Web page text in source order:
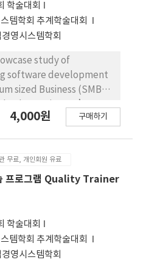
first procedure is a 4M
firstly,
for relevant
analysis based on
wasting factors in
it is a procedure to
measures, meaning
wasting factors
are elicited,
between
teams. The last
line, reflecting
field to derive
practical productivity
effect as a measure
학술대회
템학회 추계학술대회
영시스템학회
study of
software development
sized Business (SMB).
is being established by
data or
process based on
planning tends to
and, as a result, it is
Delivery or to make
that customer asked for
4,000원 구매하기
무료, 개인회원 유료
프로그램 Quality Trainer
학술대회
템학회 추계학술대회
영시스템학회